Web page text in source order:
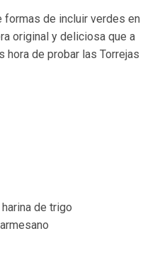
formas de incluir verdes en
original y deliciosa que a
de probar las Torrejas
de trigo